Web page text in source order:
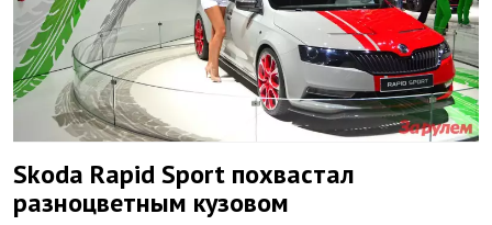
Skoda Rapid Sport похвастал
разноцветным кузовом